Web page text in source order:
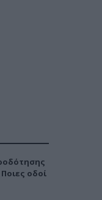
Ποιες οδοί